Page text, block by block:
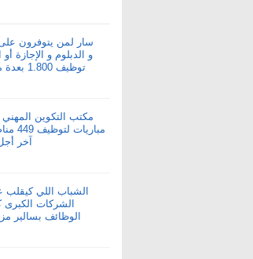
سار لمن يتوفرون على
توظيف
مكتب التكوين
آخر أجل 6 شتنبر
الشباب اللي
الشركات الكبرى
الوظائف بسالير